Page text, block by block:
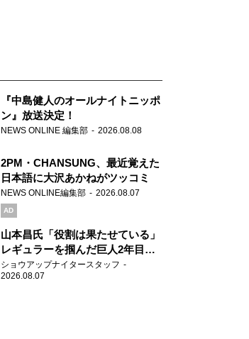
『中島健人のオールナイトニッポ
ン』放送決定！
NEWS ONLINE 編集部 2026.08.08
2PM・CHANSUNG、最近覚えた
日本語に大沢あかねがツッコミ
NEWS ONLINE編集部 2026.08.07
山本昌氏「役割は果たせている」
レギュラーを掴んだ巨人2年目の
新人王候補
ショウアップナイタースタッフ
2026.08.07